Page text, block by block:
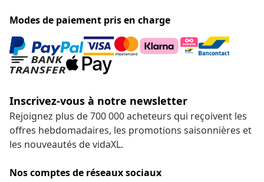
Nos comptes de réseaux sociaux
Envoyez une demande de rétractation concernant
votre commande.